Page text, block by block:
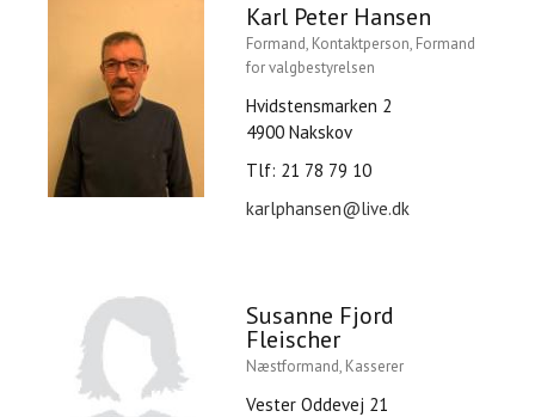
Karl Peter Hansen
Formand, Kontaktperson, Formand
for valgbestyrelsen
Hvidstensmarken 2
4900 Nakskov
Tlf: 21 78 79 10
karlphansen@live.dk
Susanne Fjord
Fleischer
Næstformand, Kasserer
Vester Oddevej 21